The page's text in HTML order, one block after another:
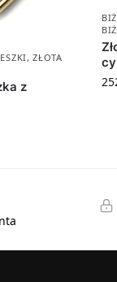
,ZŁOTA
z